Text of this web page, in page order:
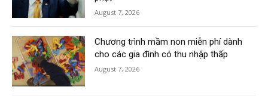
August 7, 2026
Chương trình mầm non miễn phí dành
cho các gia đình có thu nhập thấp
August 7, 2026